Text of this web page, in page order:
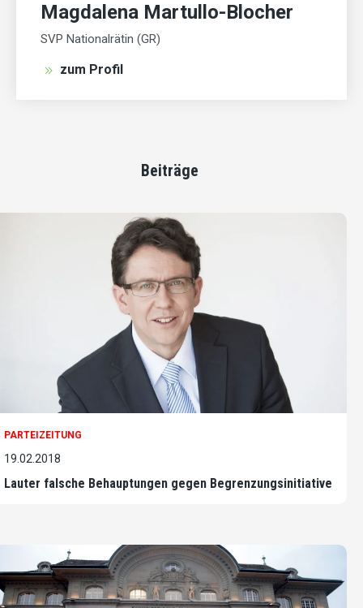
Magdalena Martullo-Blocher
SVP Nationalrätin (GR)
zum Profil
Beiträge
PARTEIZEITUNG
19.02.2018
Lauter falsche Behauptungen gegen Begrenzungsinitiative